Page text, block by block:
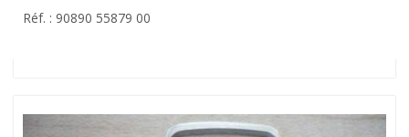
Réf. : 90890 55879 00